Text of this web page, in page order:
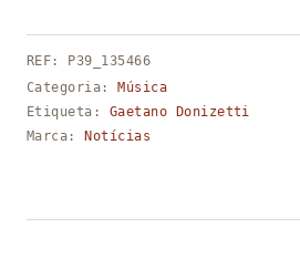
REF:
P39_135466
Categoria: Música
Etiqueta: Gaetano Donizetti
Marca:
Notícias